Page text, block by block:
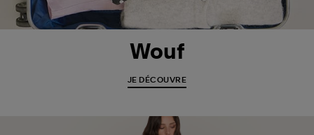
Wouf
JE DÉCOUVRE